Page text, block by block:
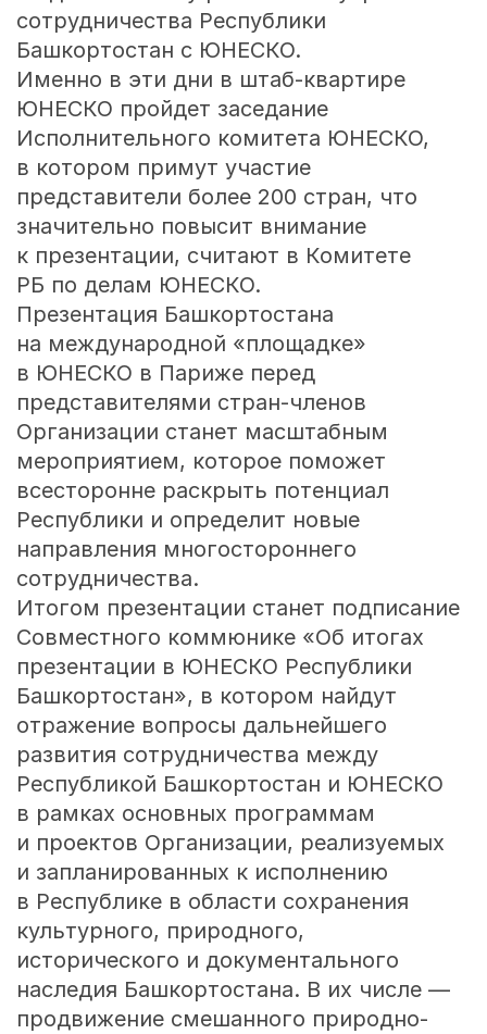
сотрудничества Республики
Башкортостан с ЮНЕСКО.
Именно в эти дни в штаб-квартире
ЮНЕСКО пройдет заседание
Исполнительного комитета ЮНЕСКО,
в котором примут участие
представители более 200 стран, что
значительно повысит внимание
к презентации, считают в Комитете
РБ по делам ЮНЕСКО.
Презентация Башкортостана
на международной «площадке»
в ЮНЕСКО в Париже перед
представителями стран-членов
Организации станет масштабным
мероприятием, которое поможет
всесторонне раскрыть потенциал
Республики и определит новые
направления многостороннего
сотрудничества.
Итогом презентации станет подписание
Совместного коммюнике «Об итогах
презентации в ЮНЕСКО Республики
Башкортостан», в котором найдут
отражение вопросы дальнейшего
развития сотрудничества между
Республикой Башкортостан и ЮНЕСКО
в рамках основных программам
и проектов Организации, реализуемых
и запланированных к исполнению
в Республике в области сохранения
культурного, природного,
исторического и документального
наследия Башкортостана. В их числе —
продвижение смешанного природно-